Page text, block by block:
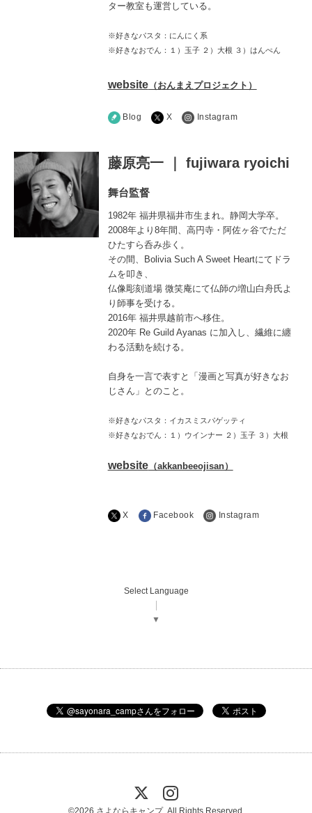
ター教室も運営している。
※好きなパスタ：にんにく系
※好きなおでん：１）玉子 ２）大根 ３）はんぺん
website（おんまえプロジェクト）
Blog X Instagram
藤原亮一 ｜ fujiwara ryoichi
舞台監督
1982年 福井県福井市生まれ。静岡大学卒。
2008年より 8年間、高円寺・阿佐ヶ谷でただ
ひたすら呑み歩く。
その間、
Bolivia Such A Sweet Heartにてドラ
ムを叩き、
仏像彫刻道場 微笑庵にて仏師の増山白舟氏よ
り師事を受ける。
2016年 福井県越前市へ移住。
2020年Re Guild Ayanas に加入し、繊維に纏
わる活動を続ける。
自身を一言で表すと「漫画と写真が好きなお
じさん」とのこと。
※好きなパスタ：イカスミスパゲッティ
※好きなおでん：１）ウインナー ２）玉子 ３）大根
website（akkanbeeojisan）
X Facebook Instagram
Select Language
▼